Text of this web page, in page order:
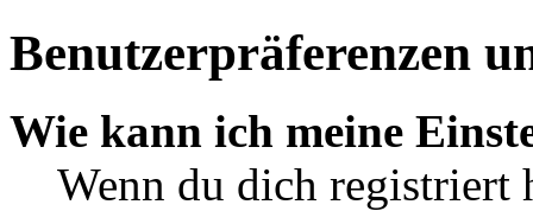
Benutzerpräferenzen
Wie kann ich meine
Wenn du dich registriert